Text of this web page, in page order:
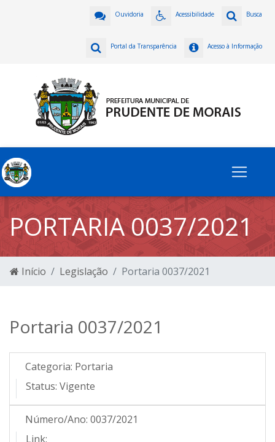
Busca
Acessibilidade
Ouvidoria
Acesso à Informação
Portal da Transparência
PORTARIA 0037/2021
Início Legislação Portaria 0037/2021
Portaria 0037/2021
Categoria: Portaria
Status: Vigente
Número/Ano: 0037/2021
Link: